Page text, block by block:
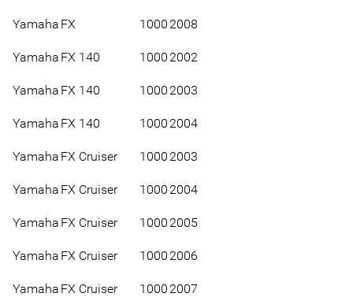
Yamaha FX 1000 2008
Yamaha FX 140 1000 2002
Yamaha FX 140 1000 2003
Yamaha FX 140 1000 2004
Yamaha FX Cruiser 1000 2003
Yamaha FX Cruiser 1000 2004
Yamaha FX Cruiser 1000 2005
Yamaha FX Cruiser 1000 2006
Yamaha FX Cruiser 1000 2007